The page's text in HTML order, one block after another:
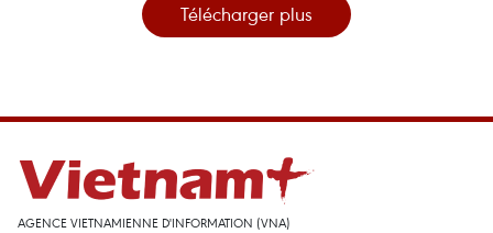
Télécharger plus
AGENCE VIETNAMIENNE D'INFORMATION (VNA)